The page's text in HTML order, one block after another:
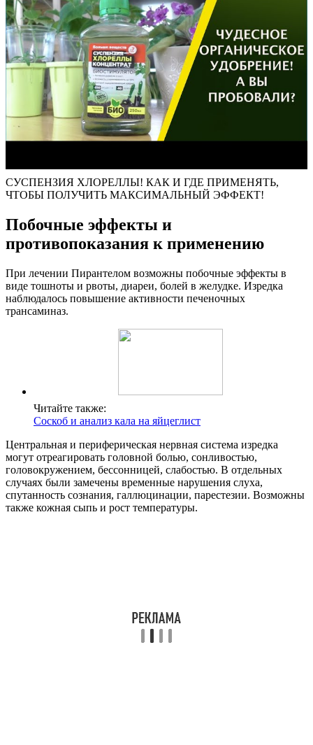
СУСПЕНЗИЯ ХЛОРЕЛЛЫ! КАК И ГДЕ ПРИМЕНЯТЬ,
ЧТОБЫ ПОЛУЧИТЬ МАКСИМАЛЬНЫЙ ЭФФЕКТ!
Побочные эффекты и
противопоказания к применению
При лечении Пирантелом возможны побочные эффекты в
виде тошноты и рвоты, диареи, болей в желудке. Изредка
наблюдалось повышение активности печеночных
трансаминаз.
Читайте также:
Соскоб и анализ кала на яйцеглист
Центральная и периферическая нервная система изредка
могут отреагировать головной болью, сонливостью,
головокружением, бессонницей, слабостью. В отдельных
случаях были замечены временные нарушения слуха,
спутанность сознания, галлюцинации, парестезии. Возможны
также кожная сыпь и рост температуры.